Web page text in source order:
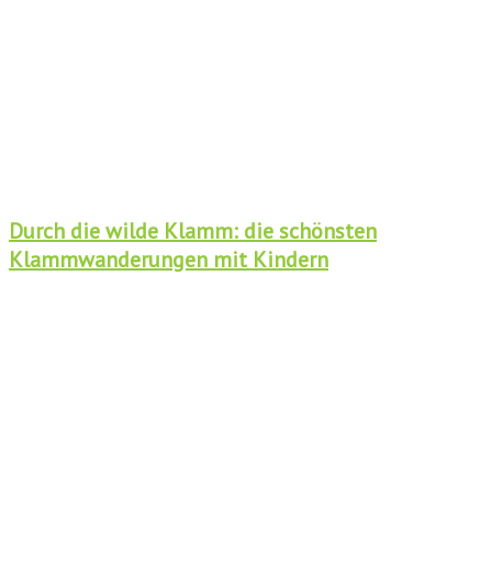
Durch die wilde Klamm: die schönsten
Klammwanderungen mit Kindern